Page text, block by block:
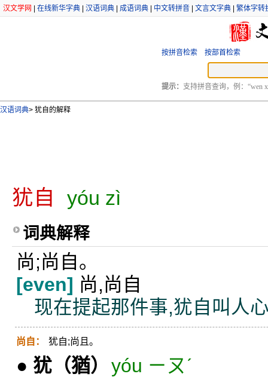
汉文学网 在线新华字典 汉语词典 成语词典 中文转拼音 文言文字典 繁体字转
按拼音检索 按部首检索
提示： 支持拼音查询，例：“wen
汉语词典> 犹自的解释
犹自 yóu zì
词典解释
尚;尚自。
[even] 尚,尚自
现在提起那件事,犹自叫人
尚自： 犹自;尚且。
● 犹 （猶） yóu ㄧㄡˊ